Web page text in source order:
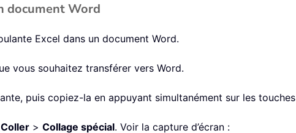
document Word
Excel dans un document Word.
vous souhaitez transférer vers Word.
puis copiez-la en appuyant simultanément sur les touches
Coller > Collage spécial. Voir la capture d’écran :